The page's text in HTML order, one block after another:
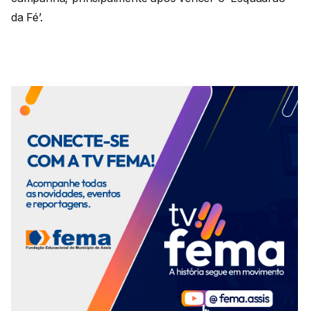
da Fé’.